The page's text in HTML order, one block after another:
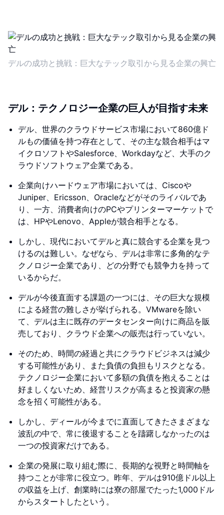
デルの成功と挑戦：巨大なテック取引から見る企業の興亡
デル：テクノロジー企業の巨人が目指す未来
デル、世界のクラウドサービス市場において860億ド
ルもの価値を持つ存在として、その主な競合相手はマ
イクロソフトやSalesforce、Workdayなど、大手のク
ラウドソフトウェア企業である。
企業向けハードウェア市場においては、Ciscoや
Juniper、Ericsson、Oracleなどがそのライバルであ
り、一方、消費者向けのPCやプリンターマーケットで
は、HPやLenovo、Appleが競合相手となる。
しかし、現代においてデルと真に競合する企業を見つ
けるのは難しい。なぜなら、デルは非常に多角的なテ
クノロジー企業であり、どの分野でも競争力を持って
いるからだ。
デルが今後直面する課題の一つには、その巨大な規模
による経営の難しさが挙げられる。VMwareを除い
て、デルは主に既存のデータセンター向けに商品を販
売しており、クラウド企業への販売は行っていない。
そのため、時間の経過と共にクラウドビジネスは減少
する可能性があり、また負債の負担もリスクとなる。
テクノロジー企業において多額の負債を抱えることは
好ましくないため、経営リスクが高まると投資家の懸
念を招く可能性がある。
しかし、ディールが今までに直面してきたさまざまな
波乱の中で、常に後退することを躊躇しなかったのは
一つの投資家だけである。
企業の発展に取り組む際に、長期的な視野と時間軸を
持つことが非常に役立つ。昨年、デルは910億ドル以上
の収益を上げ、創業時には寮の部屋でたった1,000ドル
からスタートしたという。